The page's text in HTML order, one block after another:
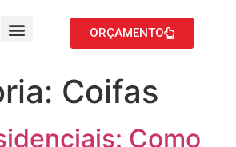
ORÇAMENTO
Coifas
Como